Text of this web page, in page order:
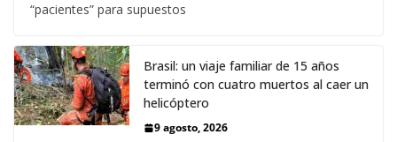
“pacientes” para supuestos
Brasil: un viaje familiar de 15 años
terminó con cuatro muertos al caer un
helicóptero
9 agosto, 2026